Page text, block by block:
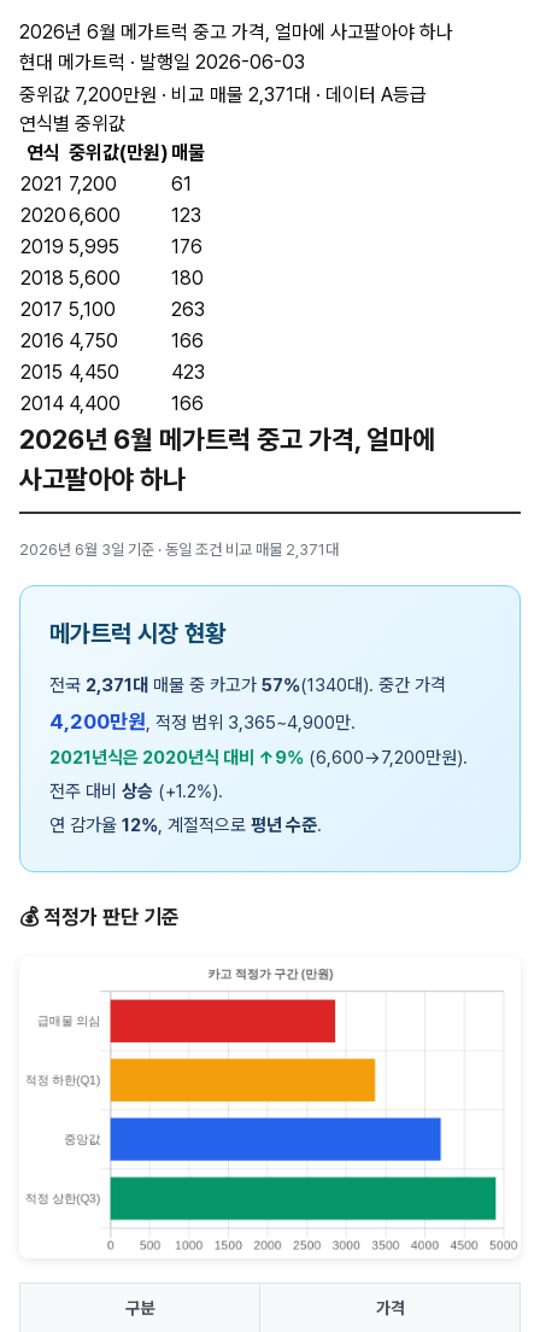
2026년 6월 메가트럭 중고 가격, 얼마에 사고팔아야 하나
현대 메가트럭 · 발행일 2026-06-03
중위값 7,200만원 · 비교 매물 2,371대 · 데이터 A등급
연식별 중위값
연식 중위값(만원) 매물
2021 7,200
61
20206,600
123
2019 5,995
176
2018 5,600
180
2017 5,100
263
2016 4,750
166
2015 4,450
423
2014 4,400 166
2026년 6월 메가트럭 중고 가격, 얼마에
사고팔아야 하나
2026년 6월 3일 기준 · 동일 조건 비교 매물 2,371대
메가트럭 시장 현황
전국 2,371대 매물 중 카고가 57%(1340대). 중간 가격
4,200만원, 적정 범위 3,365~4,900만.
2021년식은 2020년식 대비 ↑9% (6,600→7,200만원).
전주 대비 상승 (+1.2%).
연 감가율 12%, 계절적으로 평년 수준.
💰 적정가 판단 기준
구분 가격